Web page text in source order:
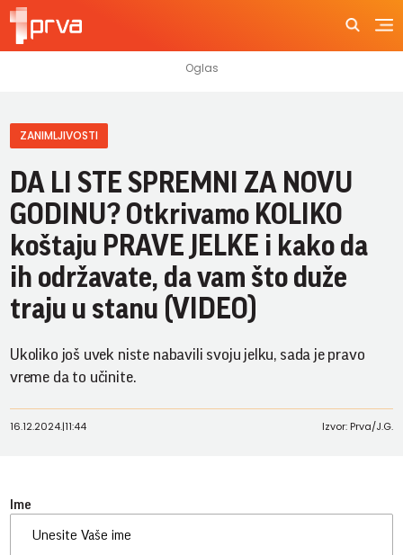
ZANIMLJIVOSTI
DA LI STE SPREMNI ZA NOVU
GODINU? Otkrivamo KOLIKO
koštaju PRAVE JELKE i kako da
ih održavate, da vam što duže
traju u stanu (VIDEO)
Ukoliko još uvek niste nabavili svoju jelku, sada je pravo
vreme da to učinite.
16.12.2024.|11:44 Izvor: Prva/J.G.
Ime